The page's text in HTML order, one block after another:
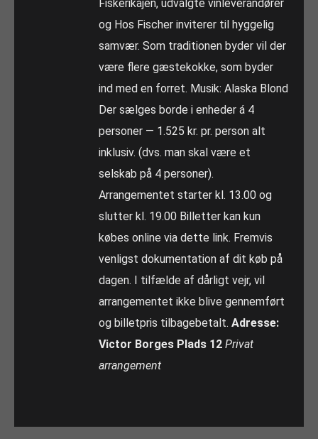
Fiskerikajen, udvalgte vinleverandører
og Hos Fischer inviterer til hyggelig
samvær. Som traditionen byder vil der
være flere gæstekokke, som byder
ind med en forret. Musik: Alaska Blond
Der sælges borde i enheder á 4
personer — 1.525 kr. pr. person alt
inklusiv. (dvs. man skal være et
selskab på 4 personer).
Arrangementet starter kl. 13.00 og
slutter kl. 19.00 Billetter kan kun
købes online via dette link. Fremvis
venligst dokumentation af dit køb på
dagen. I tilfælde af dårligt vejr, vil
arrangementet ikke blive gennemført
og billetpris tilbagebetalt.Adresse:
Victor Borges Plads 12 Privat
arrangement